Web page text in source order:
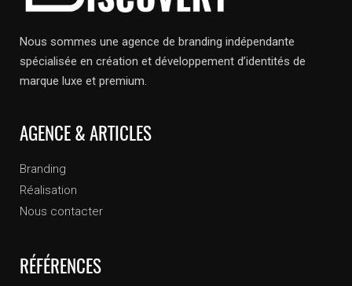
Nous sommes une agence de branding indépendante
spécialisée en création et développement d’identités de
marque luxe et premium.
AGENCE & ARTICLES
Branding
Réalisation
Nous contacter
RÉFÉRENCES